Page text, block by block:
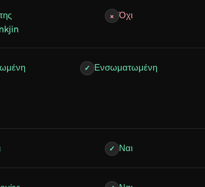
× Όχι
✓ Ενσωματωμένη
✓ Ναι